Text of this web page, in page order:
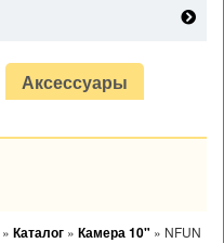
Аксессуары
» Каталог » Камера 10" » NFUN